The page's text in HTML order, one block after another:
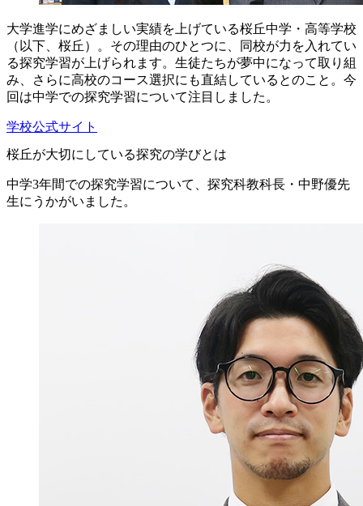
大学進学にめざましい実績を上げている桜丘中学・高等学校
（以下、桜丘）。その理由のひとつに、同校が力を入れてい
る探究学習が上げられます。生徒たちが夢中になって取り組
み、さらに高校のコース選択にも直結しているとのこと。今
回は中学での探究学習について注目しました。
学校公式サイト
桜丘が大切にしている探究の学びとは
中学3年間での探究学習について、探究科教科長・中野優先
生にうかがいました。